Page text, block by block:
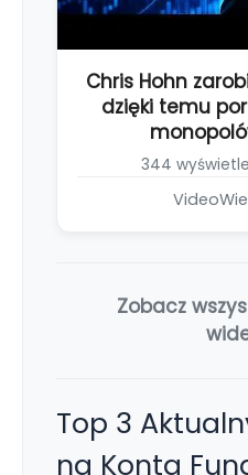
Chris Hohn
dzięki temu
344
Zobacz
Top 3
na Konta